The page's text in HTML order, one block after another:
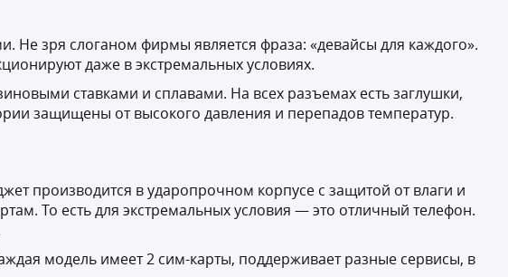
Не зря слоганом фирмы является фраза: «девайсы для каждого».
даже в экстремальных условиях.
ставками и сплавами. На всех разъемах есть заглушки,
защищены от высокого давления и перепадов температур.
производится в ударопрочном корпусе с защитой от влаги и
То есть для экстремальных условия — это отличный телефон.
модель имеет 2 сим-карты, поддерживает разные сервисы, в